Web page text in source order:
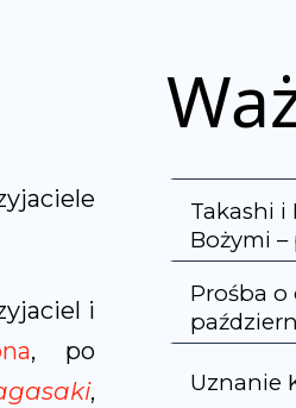
i
, po
,
Takashi i
Bożymi –
Prośba
Uznanie